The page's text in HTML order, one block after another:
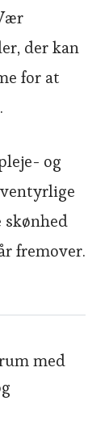
der kan
for at
og
fremover.
med